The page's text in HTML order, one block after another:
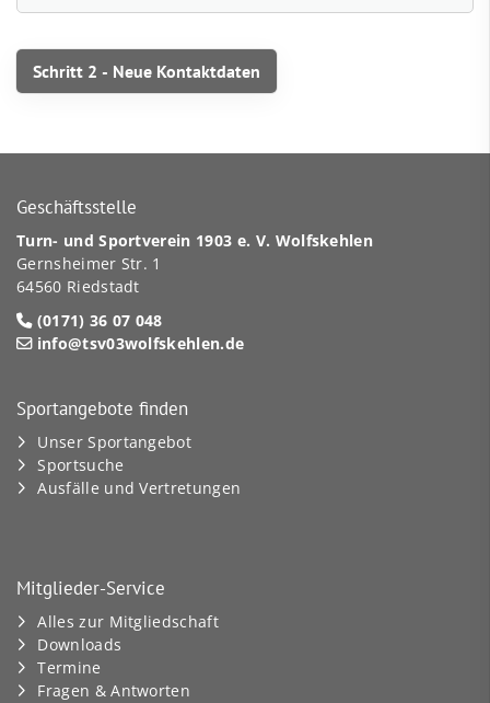
Geschäftsstelle
Turn- und Sportverein 1903 e. V. Wolfskehlen
Gernsheimer Str. 1
64560 Riedstadt
(0171) 36 07 048
info@tsv03wolfskehlen.de
Sportangebote finden
Unser Sportangebot
Sportsuche
Ausfälle und Vertretungen
Mitglieder-Service
Alles zur Mitgliedschaft
Downloads
Termine
Fragen & Antworten